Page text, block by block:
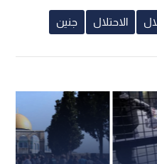
الاحتلال جنين